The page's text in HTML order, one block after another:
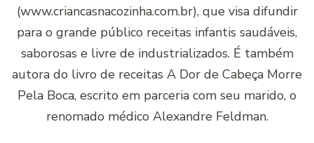
(www.criancasnacozinha.com.br), que visa difundir
para o grande público receitas infantis saudáveis,
saborosas e livre de industrializados. É também
autora do livro de receitas A Dor de Cabeça Morre
Pela Boca, escrito em parceria com seu marido, o
renomado médico Alexandre Feldman.